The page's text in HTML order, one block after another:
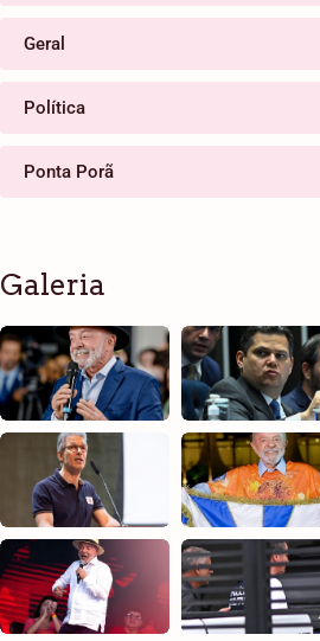
Geral
Política
Ponta Porã
Galeria